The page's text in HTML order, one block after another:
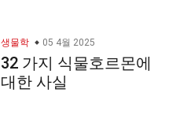
생물학 05 4월 2025
32 가지 식물호르몬에
대한 사실